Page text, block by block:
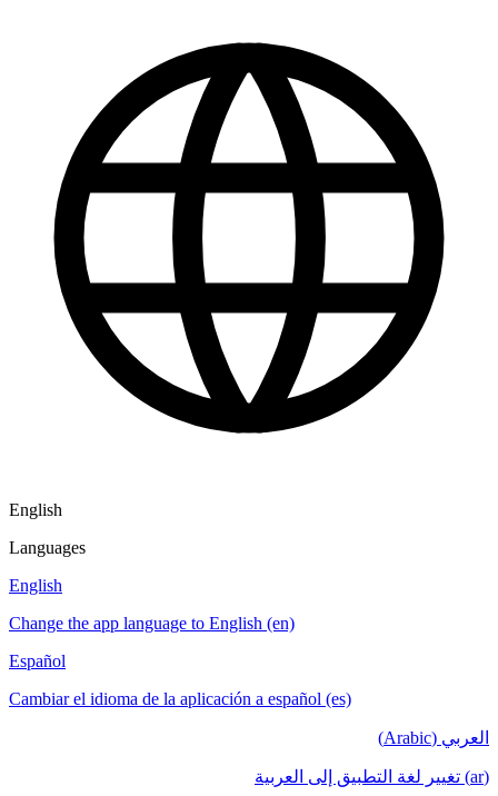
English
Languages
English
Change the app language to English (en)
Español
Cambiar el idioma de la aplicación a español (es)
العربي (Arabic)
(ar) تغيير لغة التطبيق إلى العربية